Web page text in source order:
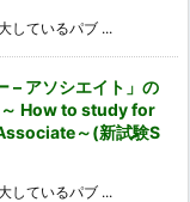
しているパブ ...
– アソシエイト」の
～ How to study for
～(新試験S
しているパブ ...